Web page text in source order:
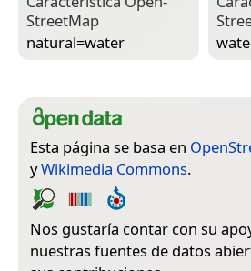
Street­Map
natural=­water
Esta página se basa en
yWikimedia Commons.
Nos gustaría contar con su
nuestras fuentes de datos